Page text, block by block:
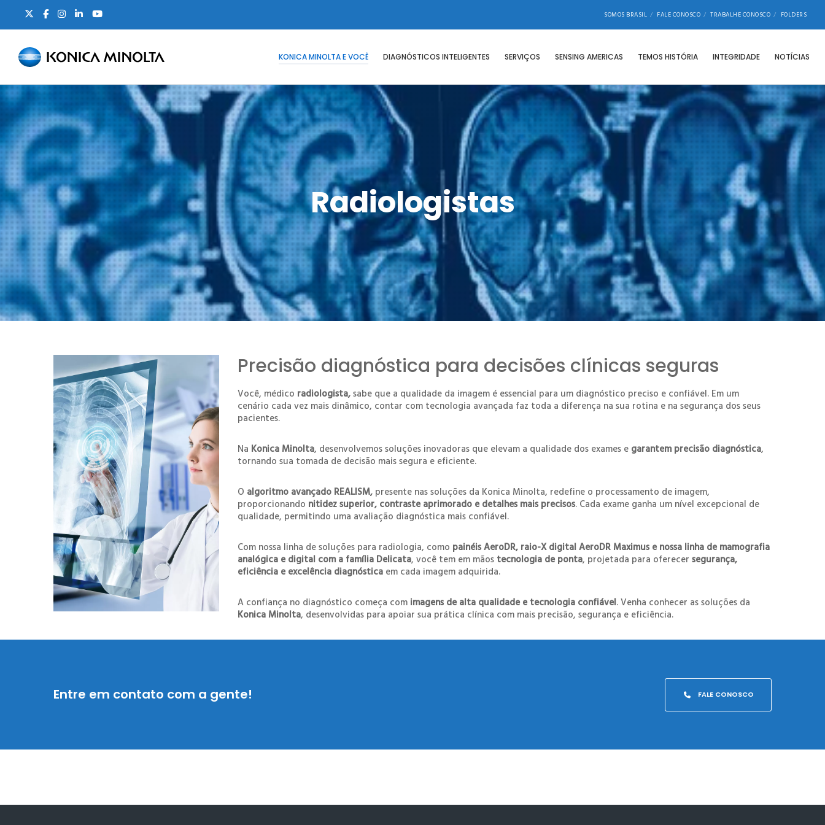
SOMOS BRASIL FALE CONOSCO TRABALHE CONOSCO FOLDERS
KONICA MINOLTA E VOCÊ DIAGNÓSTICOS INTELIGENTES SERVIÇOS SENSING AMERICAS TEMOS HISTÓRIA INTEGRIDADE NOTÍCIAS
Radiologistas
Precisão diagnóstica para decisões clínicas seguras
Você, médico radiologista,sabe que a qualidade da imagem é essencial para um diagnóstico preciso e confiável. Em um
cenário cada vez mais dinâmico, contar com tecnologia avançada faz toda a diferença na sua rotina e na segurança dos seus
pacientes.
Na Konica Minolta, desenvolvemos soluções inovadoras que elevam a qualidade dos exames e garantem precisão diagnóstica,
tornando sua tomada de decisão mais segura e eficiente.
O algoritmo avançado REALISM, presente nas soluções da Konica Minolta, redefine o processamento de imagem,
proporcionando nitidez superior, contraste aprimorado e detalhes mais precisos. Cada exame ganha um nível excepcional de
qualidade, permitindo uma avaliação diagnóstica mais confiável.
Com nossa linha de soluções para radiologia, como painéis AeroDR, raio-X digital AeroDR Maximus e nossa linha de mamografia
analógica e digital com a família Delicata, você tem em mãos tecnologia de ponta, projetada para oferecer segurança,
eficiência e excelência diagnóstica em cada imagem adquirida.
A confiança no diagnóstico começa com imagens de alta qualidade e tecnologia confiável. Venha conhecer as soluções da
Konica Minolta, desenvolvidas para apoiar sua prática clínica com mais precisão, segurança e eficiência.
Entre em contato com a gente! FALE CONOSCO